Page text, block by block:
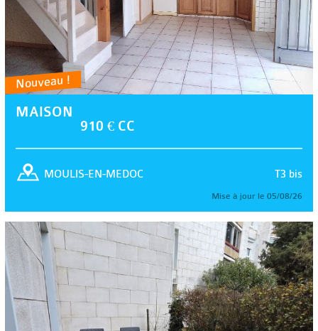
Nouveau !
MAISON
910 € CC
T3 bis
MOULIS-EN-MEDOC
Mise à jour le 05/08/26